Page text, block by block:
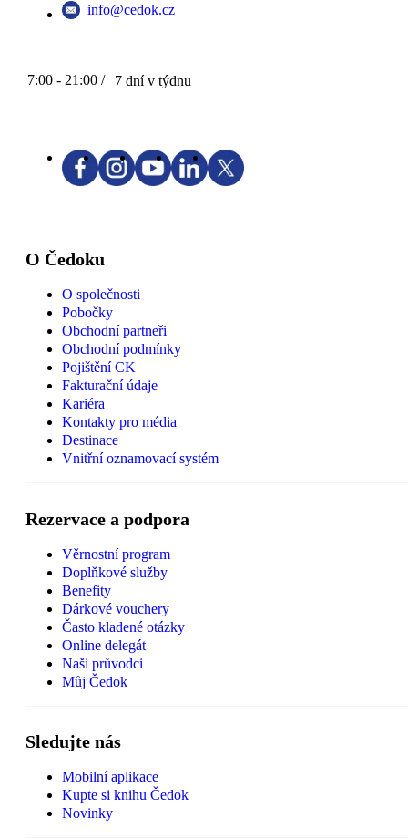
info@cedok.cz
7:00 - 21:00 / 7 dní v týdnu
O Čedoku
O společnosti
Pobočky
Obchodní partneři
Obchodní podmínky
Pojištění CK
Fakturační údaje
Kariéra
Kontakty pro média
Destinace
Vnitřní oznamovací systém
Rezervace a podpora
Věrnostní program
Doplňkové služby
Benefity
Dárkové vouchery
Často kladené otázky
Online delegát
Naši průvodci
Můj Čedok
Sledujte nás
Mobilní aplikace
Kupte si knihu Čedok
Novinky